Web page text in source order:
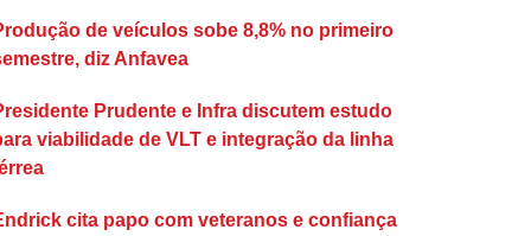
de veículos sobe 8,8% no primeiro
diz Anfavea
Prudente e Infra discutem estudo
viabilidade de VLT e integração da linha
cita papo com veteranos e confiança